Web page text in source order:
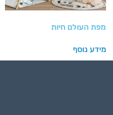
מפת העולם חיות
מידע נוסף